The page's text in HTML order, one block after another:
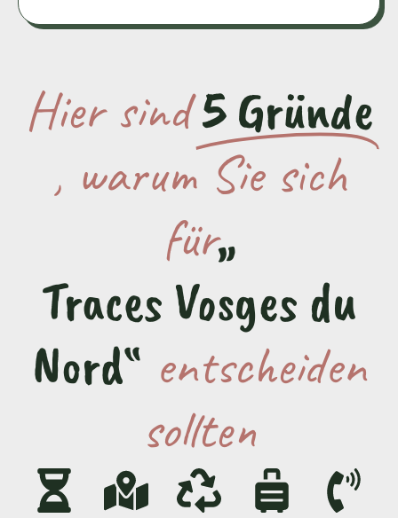
Hier sind 5 Gründe
, warum Sie sich
für„
Traces Vosges du
Nord“ entscheiden
sollten